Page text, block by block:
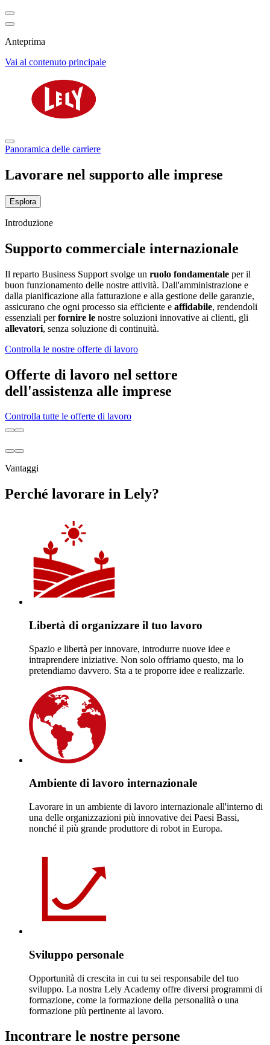
Anteprima
Vai al contenuto principale
Panoramica delle carriere
Lavorare nel supporto alle imprese
Esplora
Introduzione
Supporto commerciale internazionale
Il reparto Business Support svolge un ruolo fondamentale per il
buon funzionamento delle nostre attività. Dall'amministrazione e
dalla pianificazione alla fatturazione e alla gestione delle garanzie,
assicurano che ogni processo sia efficiente e affidabile, rendendoli
essenziali perfornire le nostre soluzioni innovative ai clienti, gli
allevatori, senza soluzione di continuità.
Controlla le nostre offerte di lavoro
Offerte di lavoro nel settore
dell'assistenza alle imprese
Controlla tutte le offerte di lavoro
Vantaggi
Perché lavorare in Lely?
Libertà di organizzare il tuo lavoro
Spazio e libertà per innovare, introdurre nuove idee e
intraprendere iniziative. Non solo offriamo questo, ma lo
pretendiamo davvero. Sta a te proporre idee e realizzarle.
Ambiente di lavoro internazionale
Lavorare in un ambiente di lavoro internazionale all'interno di
una delle organizzazioni più innovative dei Paesi Bassi,
nonché il più grande produttore di robot in Europa.
Sviluppo personale
Opportunità di crescita in cui tu sei responsabile del tuo
sviluppo. La nostra Lely Academy offre diversi programmi di
formazione, come la formazione della personalità o una
formazione più pertinente al lavoro.
Incontrare le nostre persone